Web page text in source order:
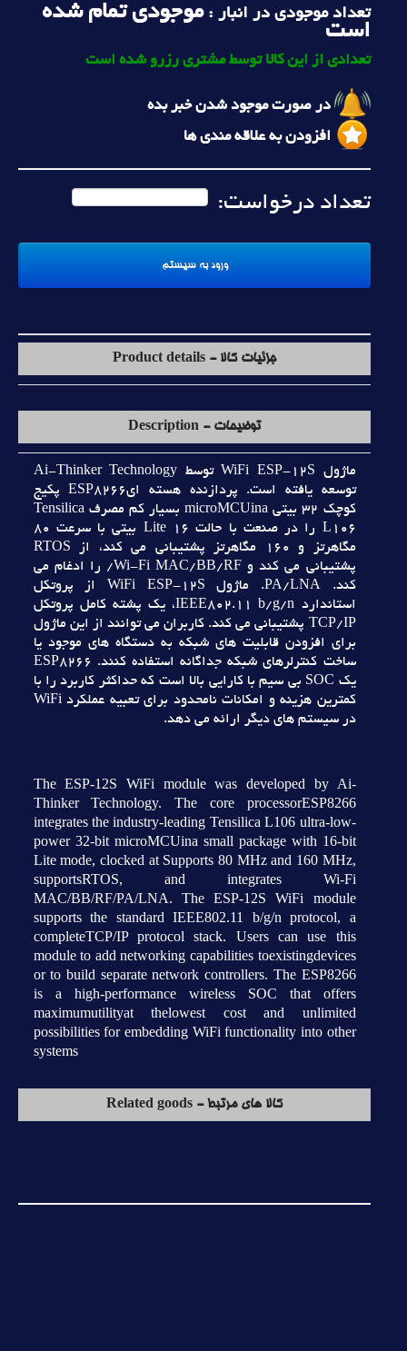
تعداد موجودی در انبار :موجودی تمام شده
است
تعدادی از این کالا توسط مشتری رزرو شده است
در صورت موجود شدن خبر بده
افزودن به علاقه مندی ها
تعداد درخواست:
جزئیات کالا - Product details
توضیحات - Description
ماژول WiFi ESP-12S توسط Ai-Thinker Technology
توسعه يافته است. پردازنده هسته ايESP8266 پکيج
کوچک 32 بيتي microMCUina بسيار کم مصرف Tensilica
L106 را در صنعت با حالت Lite 16 بيتي با سرعت 80
مگاهرتز و 160 مگاهرتز پشتيباني مي کند، از RTOS
پشتيباني مي کند و Wi-Fi MAC/BB/RF/ را ادغام مي
کند. PA/LNA. ماژول WiFi ESP-12S از پروتکل
استاندارد IEEE802.11 b/g/n، يک پشته کامل پروتکل
TCP/IP پشتيباني مي کند. کاربران مي توانند از اين ماژول
براي افزودن قابليت هاي شبکه به دستگاه هاي موجود يا
ساخت کنترلرهاي شبکه جداگانه استفاده کنند. ESP8266
يک SOC بي سيم با کارايي بالا است که حداکثر کاربرد را با
کمترين هزينه و امکانات نامحدود براي تعبيه عملکرد WiFi
در سيستم هاي ديگر ارائه مي دهد.
The ESP-12S WiFi module was developed by Ai-
Thinker Technology. The core processorESP8266
integrates the industry-leading Tensilica L106 ultra-low-
power 32-bit microMCUina small package with 16-bit
Lite mode, clocked at Supports 80 MHz and 160 MHz,
supportsRTOS, and integrates Wi-Fi
MAC/BB/RF/PA/LNA. The ESP-12S WiFi module
supports the standard IEEE802.11 b/g/n protocol, a
completeTCP/IP protocol stack. Users can use this
module to add networking capabilities toexistingdevices
or to build separate network controllers. The ESP8266
is a high-performance wireless SOC that offers
maximumutilityat thelowest cost and unlimited
possibilities for embedding WiFi functionality into other
systems
کالا های مرتبط - Related goods